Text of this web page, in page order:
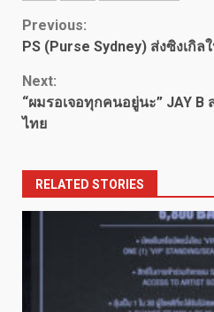
Continue
Previous:
PS (Purse Sydney) ส่งซิงเกิลใ
Next:
“ผมรอเจอทุกคนอยู่นะ” JAY
ไทย
RELATED STORIES